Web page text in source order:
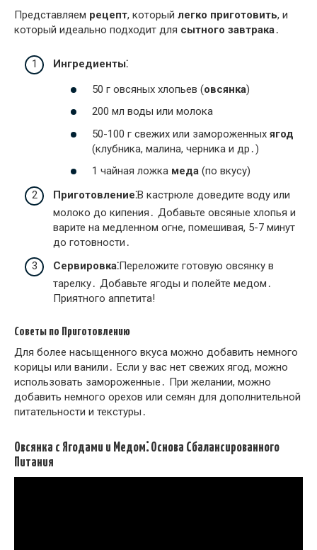
Представляем рецепт, который легко приготовить, и
который идеально подходит для сытного завтрака․
Ингредиенты⁚
50 г овсяных хлопьев (овсянка)
200 мл воды или молока
50-100 г свежих или замороженных ягод
(клубника, малина, черника и др․)
1 чайная ложка меда (по вкусу)
Приготовление⁚В кастрюле доведите воду или
молоко до кипения․ Добавьте овсяные хлопья и
варите на медленном огне, помешивая, 5-7 минут
до готовности․
Сервировка⁚Переложите готовую овсянку в
тарелку․ Добавьте ягоды и полейте медом․
Приятного аппетита!
Советы по Приготовлению
Для более насыщенного вкуса можно добавить немного
корицы или ванили․ Если у вас нет свежих ягод, можно
использовать замороженные․ При желании, можно
добавить немного орехов или семян для дополнительной
питательности и текстуры․
Овсянка с Ягодами и Медом⁚ Основа Сбалансированного
Питания